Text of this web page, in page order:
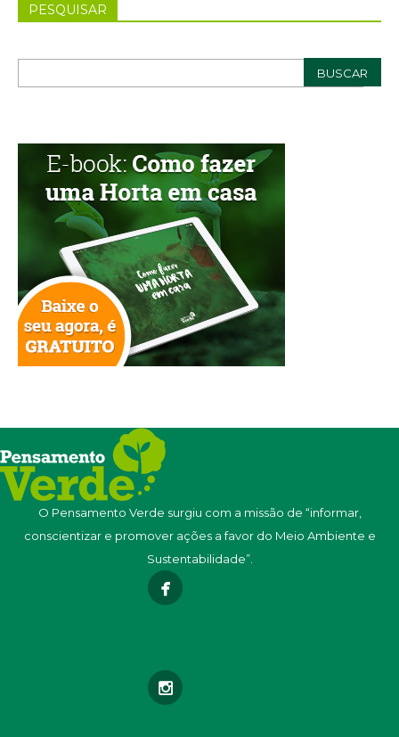
PESQUISAR
O Pensamento Verde surgiu com a missão de “informar,
conscientizar e promover ações a favor do Meio Ambiente e
Sustentabilidade”.